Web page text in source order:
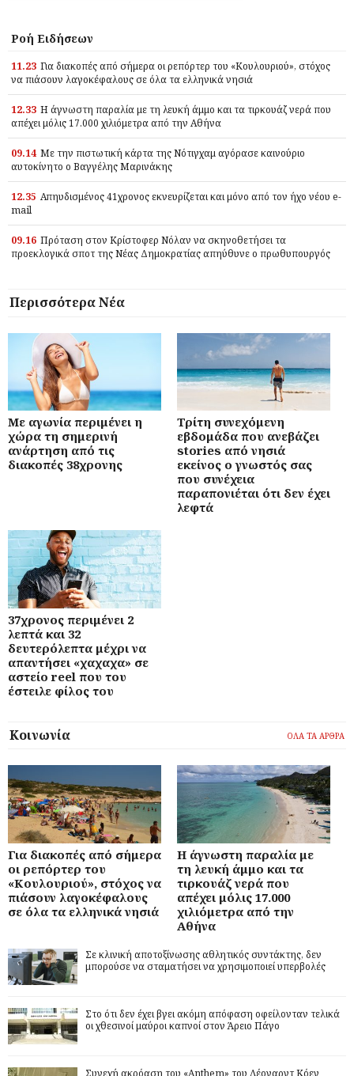
Ροή Ειδήσεων
11.23 Για διακοπές από σήμερα οι ρεπόρτερ του «Κουλουριού», στόχος
να πιάσουν λαγοκέφαλους σε όλα τα ελληνικά νησιά
12.33 Η άγνωστη παραλία με τη λευκή άμμο και τα τιρκουάζ νερά που
απέχει μόλις 17.000 χιλιόμετρα από την Αθήνα
09.14 Με την πιστωτική κάρτα της Νότιγχαμ αγόρασε καινούριο
αυτοκίνητο ο Βαγγέλης Μαρινάκης
12.35 Απηυδισμένος 41χρονος εκνευρίζεται και μόνο από τον ήχο νέου e-
mail
09.16 Πρόταση στον Κρίστοφερ Νόλαν να σκηνοθετήσει τα
προεκλογικά σποτ της Νέας Δημοκρατίας απηύθυνε ο πρωθυπουργός
Περισσότερα Νέα
Με αγωνία περιμένει η
χώρα τη σημερινή
ανάρτηση από τις
διακοπές 38χρονης
Τρίτη συνεχόμενη
εβδομάδα που ανεβάζει
stories από νησιά
εκείνος ο γνωστός σας
που συνέχεια
παραπονιέται ότι δεν έχει
λεφτά
37χρονος περιμένει 2
λεπτά και 32
δευτερόλεπτα μέχρι να
απαντήσει «χαχαχα» σε
αστείο reel που του
έστειλε φίλος του
Κοινωνία ΟΛΑ ΤΑ ΑΡΘΡΑ
Για διακοπές από σήμερα
οι ρεπόρτερ του
«Κουλουριού», στόχος να
πιάσουν λαγοκέφαλους
σε όλα τα ελληνικά νησιά
Η άγνωστη παραλία με
τη λευκή άμμο και τα
τιρκουάζ νερά που
απέχει μόλις 17.000
χιλιόμετρα από την
Αθήνα
Σε κλινική αποτοξίνωσης αθλητικός συντάκτης, δεν
μπορούσε να σταματήσει να χρησιμοποιεί υπερβολές
Στο ότι δεν έχει βγει ακόμη απόφαση οφείλονταν τελικά
οι χθεσινοί μαύροι καπνοί στον Άρειο Πάγο
Συνεχή ακρόαση του «Anthem» του Λέοναρντ Κόεν